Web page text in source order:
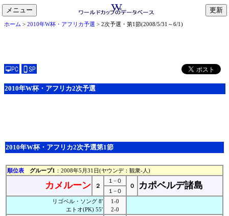
メニュー
toggle
navigation
ホーム > 2010年W杯・アフリカ予選 > 2次予選・第1節(2008/5/31～6/1)
2010年W杯・アフリカ2次予選
2010年W杯・アフリカ2次予選第1節
順位表 グループ1 ：2008年5月31日(ヤウンデ：観衆-人)
カメルーン ２
１−０
０
カポベルデ諸島
１−０
リゴベル・ソング 8'
エトオ(PK) 55'
1-0
2-0